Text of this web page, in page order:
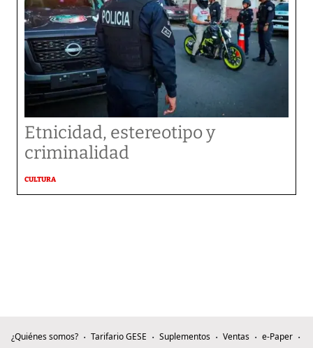
Etnicidad, estereotipo y
criminalidad
CULTURA
¿Quiénes somos? Tarifario GESE Suplementos Ventas
e-Paper